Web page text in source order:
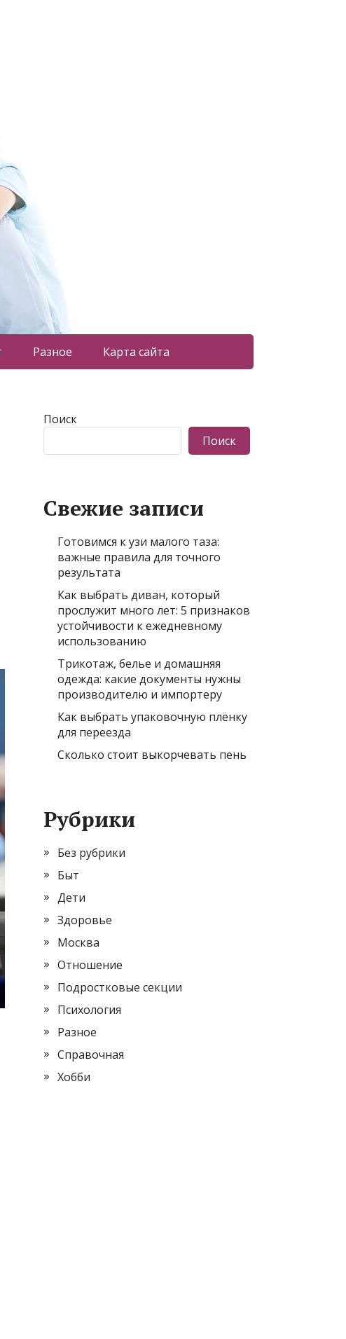
Разное Карта сайта
Поиск
Поиск
Свежие записи
Готовимся к узи малого таза:
важные правила для точного
результата
Как выбрать диван, который
прослужит много лет: 5 признаков
устойчивости к ежедневному
использованию
Трикотаж, белье и домашняя
одежда: какие документы нужны
производителю и импортеру
Как выбрать упаковочную плёнку
для переезда
Сколько стоит выкорчевать пень
Рубрики
Без рубрики
Быт
Дети
Здоровье
Москва
Отношение
Подростковые секции
Психология
Разное
Справочная
Хобби